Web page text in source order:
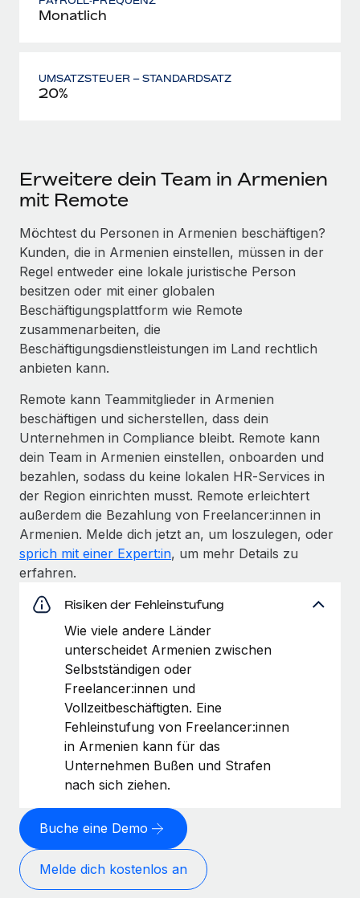
Monatlich
UMSATZSTEUER – STANDARDSATZ
20%
Erweitere dein Team in Armenien
mit Remote
Möchtest du Personen in Armenien beschäftigen?
Kunden, die in Armenien einstellen, müssen in der
Regel entweder eine lokale juristische Person
besitzen oder mit einer globalen
Beschäftigungs­plattform wie Remote
zusammenarbeiten, die
Beschäftigungs­dienstleistungen im Land rechtlich
anbieten kann.
Remote kann Teammitglieder in Armenien
beschäftigen und sicherstellen, dass dein
Unternehmen in Compliance bleibt. Remote kann
dein Team in Armenien einstellen, onboarden und
bezahlen, sodass du keine lokalen HR‑Services in
der Region einrichten musst. Remote erleichtert
außerdem die Bezahlung von Freelancer:innen in
Armenien. Melde dich jetzt an, um loszulegen, oder
sprich mit einer Expert:in, um mehr Details zu
erfahren.
Risiken der Fehleinstufung
Wie viele andere Länder
unterscheidet Armenien zwischen
Selbstständigen oder
Freelancer:innen und
Vollzeitbeschäftigten. Eine
Fehleinstufung von Freelancer:innen
in Armenien kann für das
Unternehmen Bußen und Strafen
nach sich ziehen.
Buche eine Demo
Melde dich kostenlos an